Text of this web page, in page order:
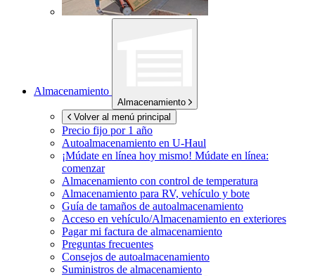
Almacenamiento
Almacenamiento
Volver al menú principal
Precio fijo por 1 año
Autoalmacenamiento en U-Haul
¡Múdate en línea hoy mismo! Múdate en línea:
comenzar
Almacenamiento con control de temperatura
Almacenamiento para RV, vehículo y bote
Guía de tamaños de autoalmacenamiento
Acceso en vehículo/Almacenamiento en exteriores
Pagar mi factura de almacenamiento
Preguntas frecuentes
Consejos de autoalmacenamiento
Suministros de almacenamiento